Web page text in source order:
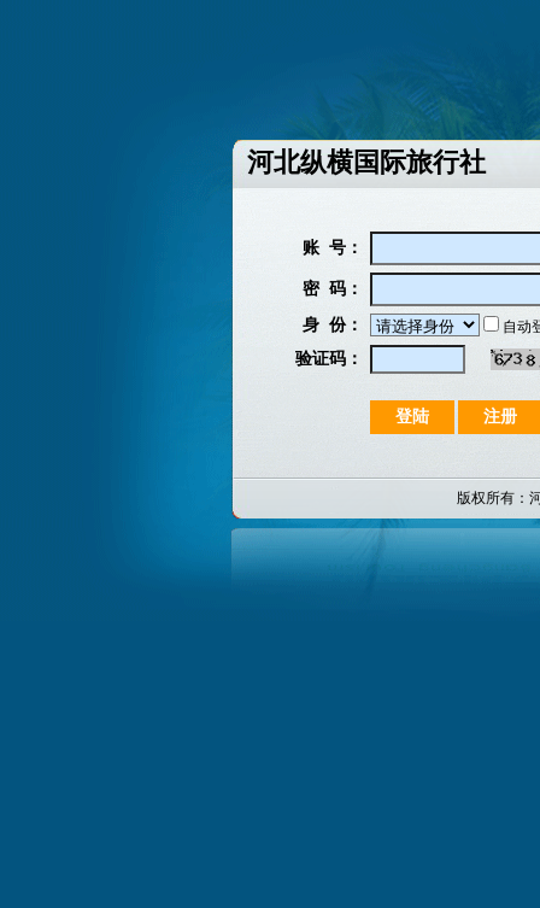
河北纵横国际旅行社
账 号：
密 码：
身 份：
自动
验证码：
版权所有：